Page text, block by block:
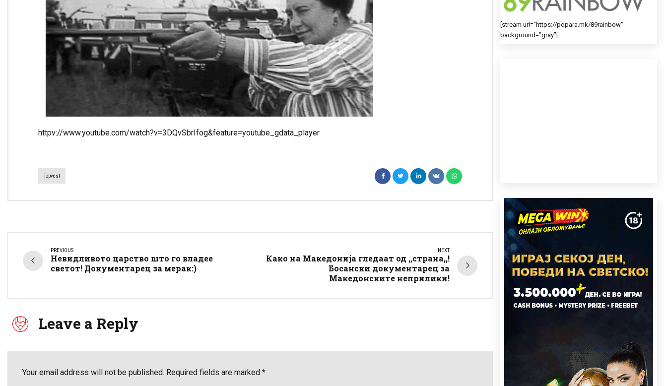
httpv://www.youtube.com/watch?v=3DQvSbrIfog&feature=youtube_gdata_player
Topvest
PREVIOUS
Невидливото царство што го владее
светот! Документарец за мерак:)
NEXT
Како на Македонија гледаат од ,,страна,,!
Босански документарец за
Македонските неприлики!
Leave a Reply
Your email address will not be published. Required fields are marked *
[stream url=”https://popara.mk/89rainbow”
background=”gray”]